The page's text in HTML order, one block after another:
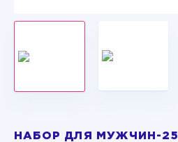
НАБОР ДЛЯ МУЖЧИН-25